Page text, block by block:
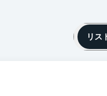
リス